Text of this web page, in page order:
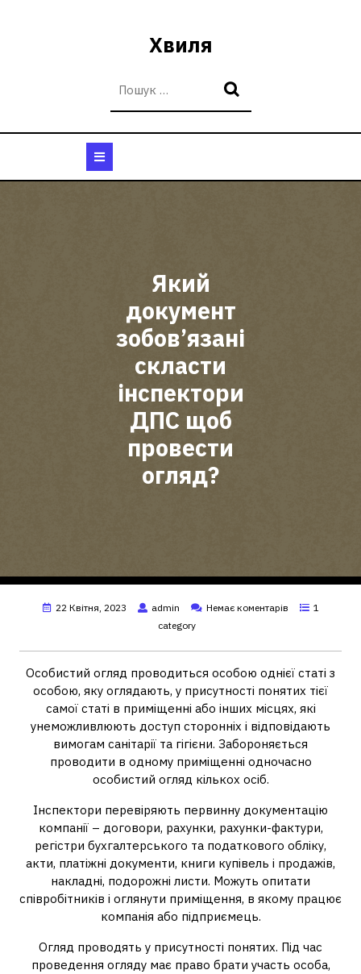
Хвиля
Який
документ
зобов’язані
скласти
інспектори
ДПС щоб
провести
огляд?
22 Квітня, 2023 admin Немає коментарів
1
category
Особистий огляд проводиться особою однієї статі з
особою, яку оглядають, у присутності понятих тієї
самої статі в приміщенні або інших місцях, які
унеможливлюють доступ сторонніх і відповідають
вимогам санітарії та гігієни. Забороняється
проводити в одному приміщенні одночасно
особистий огляд кількох осіб.
Інспектори перевіряють первинну документацію
компанії – договори, рахунки, рахунки-фактури,
регістри бухгалтерського та податкового обліку,
акти, платіжні документи, книги купівель і продажів,
накладні, подорожні листи. Можуть опитати
співробітників і оглянути приміщення, в якому працює
компанія або підприємець.
Огляд проводять у присутності понятих. Під час
проведення огляду має право брати участь особа,